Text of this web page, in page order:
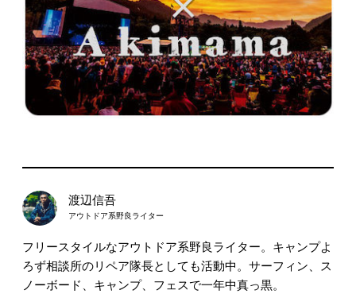
渡辺信吾
アウトドア系野良ライター
フリースタイルなアウトドア系野良ライター。キャンプよ
ろず相談所のリペア隊長としても活動中。サーフィン、ス
ノーボード、キャンプ、フェスで一年中真っ黒。